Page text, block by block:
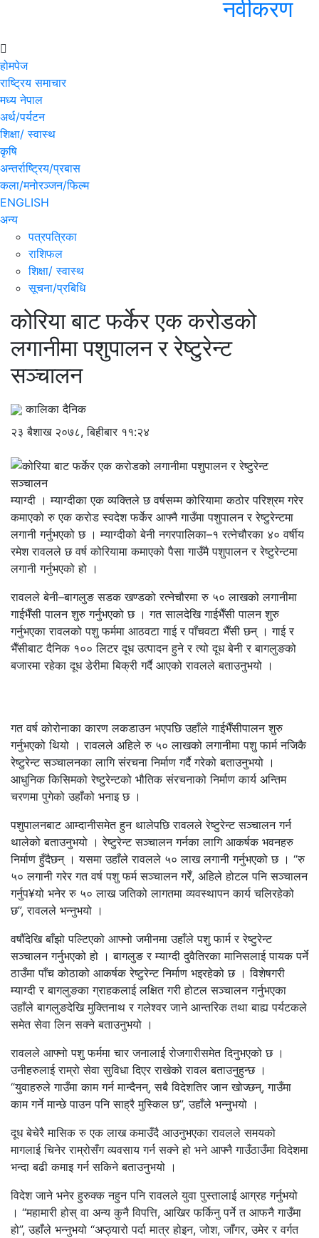
नवीकरण
होमपेज
राष्ट्रिय समाचार
मध्य नेपाल
अर्थ/पर्यटन
शिक्षा/ स्वास्थ
कृषि
अन्तर्राष्ट्रिय/प्रबास
कला/मनोरञ्जन/फिल्म
ENGLISH
अन्य
पत्रपत्रिका
राशिफल
शिक्षा/ स्वास्थ
सूचना/प्रबिधि
कोरिया बाट फर्केर एक करोडको
लगानीमा पशुपालन र रेष्टुरेन्ट
सञ्चालन
कालिका दैनिक
२३ बैशाख २०७८, बिहीबार ११:२४
म्याग्दी । म्याग्दीका एक व्यक्तिले छ वर्षसम्म कोरियामा कठोर परिश्रम गरेर
कमाएको रु एक करोड स्वदेश फर्केर आफ्नै गाउँमा पशुपालन र रेष्टुरेन्टमा
लगानी गर्नुभएको छ । म्याग्दीको बेनी नगरपालिका–१ रत्नेचौरका ४० वर्षीय
रमेश रावलले छ वर्ष कोरियामा कमाएको पैसा गाउँमै पशुपालन र रेष्टुरेन्टमा
लगानी गर्नुभएको हो ।
रावलले बेनी–बागलुङ सडक खण्डको रत्नेचौरमा रु ५० लाखको लगानीमा
गाईभैँसी पालन शुरु गर्नुभएको छ । गत सालदेखि गाईभैँसी पालन शुरु
गर्नुभएका रावलको पशु फर्ममा आठवटा गाई र पाँचवटा भैँसी छन् । गाई र
भैँसीबाट दैनिक १०० लिटर दूध उत्पादन हुने र त्यो दूध बेनी र बागलुङको
बजारमा रहेका दूध डेरीमा बिक्री गर्दै आएको रावलले बताउनुभयो ।
गत वर्ष कोरोनाका कारण लकडाउन भएपछि उहाँले गाईभैँसीपालन शुरु
गर्नुभएको थियो । रावलले अहिले रु ५० लाखको लगानीमा पशु फार्म नजिकै
रेष्टुरेन्ट सञ्चालनका लागि संरचना निर्माण गर्दै गरेको बताउनुभयो ।
आधुनिक किसिमको रेष्टुरेन्टको भौतिक संरचनाको निर्माण कार्य अन्तिम
चरणमा पुगेको उहाँको भनाइ छ ।
पशुपालनबाट आम्दानीसमेत हुन थालेपछि रावलले रेष्टुरेन्ट सञ्चालन गर्न
थालेको बताउनुभयो । रेष्टुरेन्ट सञ्चालन गर्नका लागि आकर्षक भवनहरु
निर्माण हुँदैछन् । यसमा उहाँले रावलले ५० लाख लगानी गर्नुभएको छ । “रु
५० लगानी गरेर गत वर्ष पशु फर्म सञ्चालन गरेँ, अहिले होटल पनि सञ्चालन
गर्नुप¥यो भनेर रु ५० लाख जतिको लागतमा व्यवस्थापन कार्य चलिरहेको
छ”, रावलले भन्नुभयो ।
वर्षौँदेखि बाँझो पल्टिएको आफ्नो जमीनमा उहाँले पशु फार्म र रेष्टुरेन्ट
सञ्चालन गर्नुभएको हो । बागलुङ र म्याग्दी दुवैतिरका मानिसलाई पायक पर्ने
ठाउँमा पाँच कोठाको आकर्षक रेष्टुरेन्ट निर्माण भइरहेको छ । विशेषगरी
म्याग्दी र बागलुङका ग्राहकलाई लक्षित गरी होटल सञ्चालन गर्नुभएका
उहाँले बागलुङदेखि मुक्तिनाथ र गलेश्वर जाने आन्तरिक तथा बाह्य पर्यटकले
समेत सेवा लिन सक्ने बताउनुभयो ।
रावलले आफ्नो पशु फर्ममा चार जनालाई रोजगारीसमेत दिनुभएको छ ।
उनीहरुलाई राम्रो सेवा सुविधा दिएर राखेको रावल बताउनुहुन्छ ।
“युवाहरुले गाउँमा काम गर्न मान्दैनन्, सबै विदेशतिर जान खोज्छन्, गाउँमा
काम गर्ने मान्छे पाउन पनि साह्रै मुस्किल छ”, उहाँले भन्नुभयो ।
दूध बेचेरै मासिक रु एक लाख कमाउँदै आउनुभएका रावलले समयको
मागलाई चिनेर राम्रोसँग व्यवसाय गर्न सक्ने हो भने आफ्नै गाउँठाउँमा विदेशमा
भन्दा बढी कमाइ गर्न सकिने बताउनुभयो ।
विदेश जाने भनेर हुरुक्क नहुन पनि रावलले युवा पुस्तालाई आग्रह गर्नुभयो
। “महामारी होस् वा अन्य कुनै विपत्ति, आखिर फर्किनु पर्ने त आफनै गाउँमा
हो”, उहाँले भन्नुभयो “अप्ठ्यारो पर्दा मात्र होइन, जोश, जाँगर, उमेर र वर्गत